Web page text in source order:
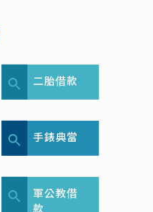
二胎借款
手錶典當
軍公教借
款